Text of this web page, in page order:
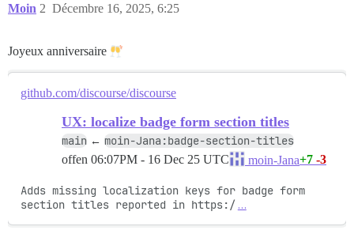
Moin Décembre 16, 2025, 6:25
2
Joyeux anniversaire
github.com/discourse/discourse
UX: localize badge form section titles
main ← moin-Jana:badge-section-titles
offen 06:07PM - 16 Dec 25 UTC moin-Jana+7 -3
Adds missing localization keys for badge form
section titles reported in https:/ …